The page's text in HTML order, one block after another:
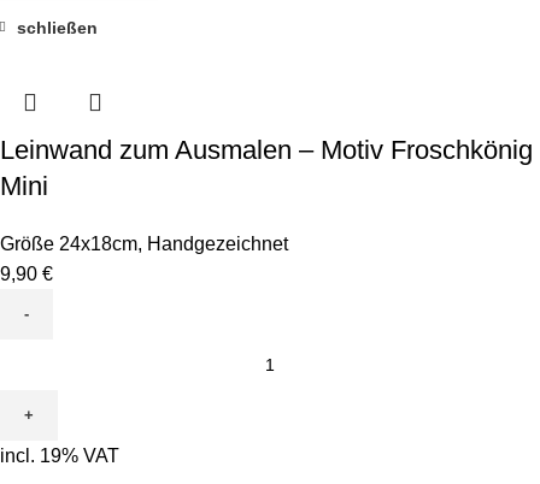
schließen
Leinwand zum Ausmalen – Motiv Froschkönig
Mini
Größe 24x18cm, Handgezeichnet
9,90 €
Ausmalen
-
incl. 19% VAT